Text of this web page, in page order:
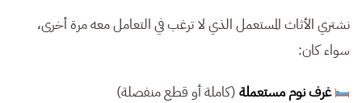
نشتري الأثاث المستعمل الذي لا ترغب في التعامل معه مرة أخرى،
سواء كان:
غرف نوم مستعملة (كاملة أو قطع منفصلة)